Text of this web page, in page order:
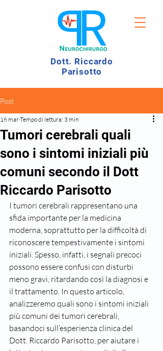
Dott. Riccardo
Parisotto
Post
Tumori cerebrali quali
sono i sintomi iniziali più
comuni secondo il Dott
Riccardo Parisotto
16 marTempo di lettura: 3 min
I tumori cerebrali rappresentano una
sfida importante per la medicina
moderna, soprattutto per la difficoltà di
riconoscere tempestivamente i sintomi
iniziali. Spesso, infatti, i segnali precoci
possono essere confusi con disturbi
meno gravi, ritardando così la diagnosi e
il trattamento. In questo articolo,
analizzeremo quali sono i sintomi iniziali
più comuni dei tumori cerebrali,
basandoci sull’esperienza clinica del
Dott. Riccardo Parisotto, per aiutare i